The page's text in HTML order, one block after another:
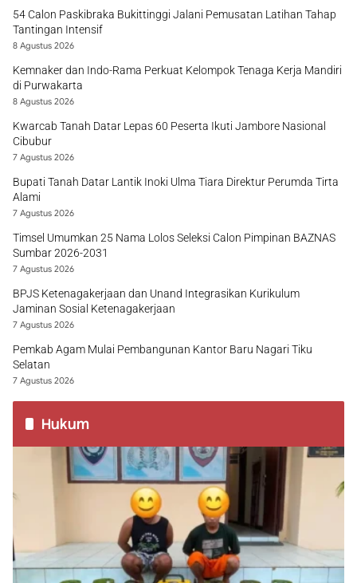
54 Calon Paskibraka Bukittinggi Jalani Pemusatan Latihan Tahap
Tantingan Intensif
8 Agustus 2026
Kemnaker dan Indo-Rama Perkuat Kelompok Tenaga Kerja Mandiri
di Purwakarta
8 Agustus 2026
Kwarcab Tanah Datar Lepas 60 Peserta Ikuti Jambore Nasional
Cibubur
7 Agustus 2026
Bupati Tanah Datar Lantik Inoki Ulma Tiara Direktur Perumda Tirta
Alami
7 Agustus 2026
Timsel Umumkan 25 Nama Lolos Seleksi Calon Pimpinan BAZNAS
Sumbar 2026-2031
7 Agustus 2026
BPJS Ketenagakerjaan dan Unand Integrasikan Kurikulum
Jaminan Sosial Ketenagakerjaan
7 Agustus 2026
Pemkab Agam Mulai Pembangunan Kantor Baru Nagari Tiku
Selatan
7 Agustus 2026
Hukum